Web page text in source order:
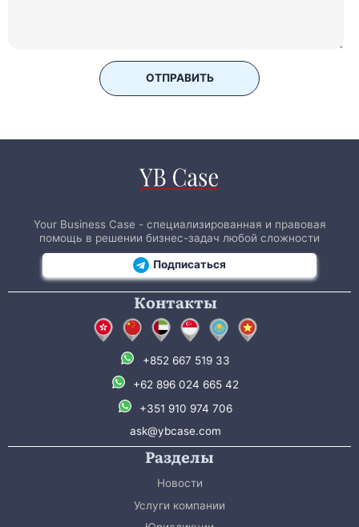
ОТПРАВИТЬ
Your Business Case - специализированная и правовая
помощь в решении бизнес-задач любой сложности
Подписаться
Контакты
+852 667 519 33
+62 896 024 665 42
+351 910 974 706
ask@ybcase.com
Разделы
Новости
Услуги компании